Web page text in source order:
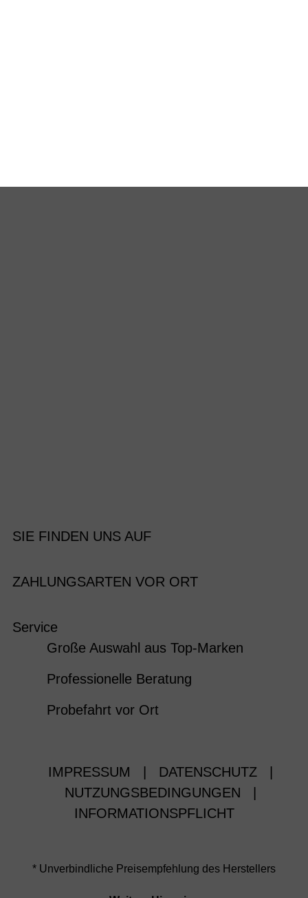
SIE FINDEN UNS AUF
ZAHLUNGSARTEN VOR ORT
Service
Große Auswahl aus Top-Marken
Professionelle Beratung
Probefahrt vor Ort
IMPRESSUM DATENSCHUTZ
NUTZUNGSBEDINGUNGEN
INFORMATIONSPFLICHT
* Unverbindliche Preisempfehlung des Herstellers